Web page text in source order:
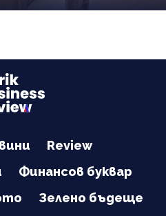
Review
Финансов буквар
Зелено бъдеще